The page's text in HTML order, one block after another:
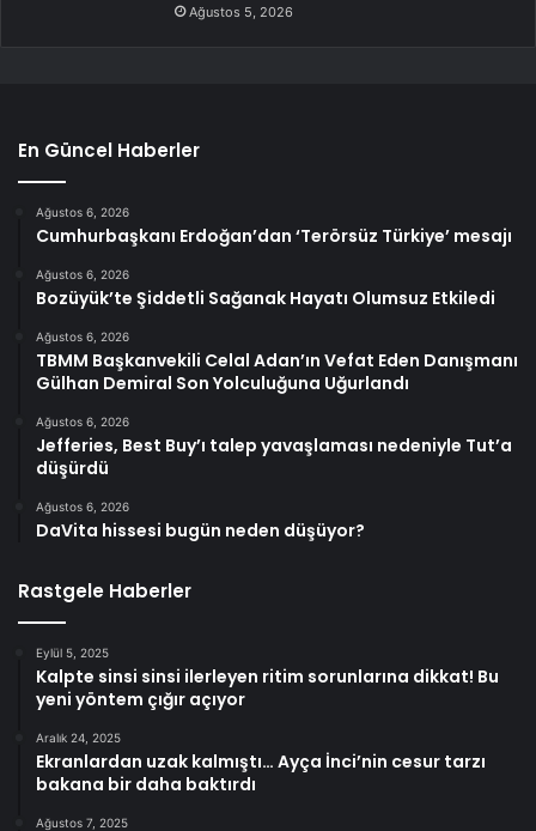
Ağustos 5, 2026
En Güncel Haberler
Ağustos 6, 2026
Cumhurbaşkanı Erdoğan’dan ‘Terörsüz Türkiye’ mesajı
Ağustos 6, 2026
Bozüyük’te Şiddetli Sağanak Hayatı Olumsuz Etkiledi
Ağustos 6, 2026
TBMM Başkanvekili Celal Adan’ın Vefat Eden Danışmanı
Gülhan Demiral Son Yolculuğuna Uğurlandı
Ağustos 6, 2026
Jefferies, Best Buy’ı talep yavaşlaması nedeniyle Tut’a
düşürdü
Ağustos 6, 2026
DaVita hissesi bugün neden düşüyor?
Rastgele Haberler
Eylül 5, 2025
Kalpte sinsi sinsi ilerleyen ritim sorunlarına dikkat! Bu
yeni yöntem çığır açıyor
Aralık 24, 2025
Ekranlardan uzak kalmıştı… Ayça İnci’nin cesur tarzı
bakana bir daha baktırdı
Ağustos 7, 2025